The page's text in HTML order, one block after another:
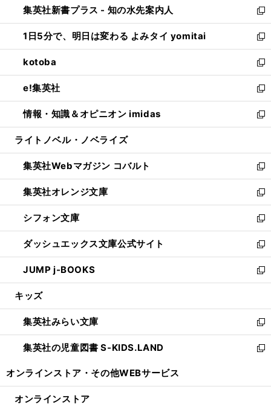
く
ド
ウ
で
開
く
ィ
ン
ド
ウ
で
開
く
い
ウ
ィ
ン
ド
ウ
で
開
く
集英社新書プラス - 知の水先案内人
新
し
い
ウ
ィ
ン
ド
ウ
で
開
1日5分で、明日は変わる よみタイ yomitai
新
し
い
ウ
ィ
ン
ド
ウ
開
く
kotoba
新
し
い
ウ
ィ
ン
ウ
で
開
く
e!集英社
新
し
い
ウ
ン
ド
ウ
で
開
く
情報・知識＆オピニオン imidas
新
し
ウ
ィ
ン
ド
ウ
で
開
く
ライトノベル・ノベライズ
集英社Webマガジン コバルト
新
し
い
ウ
ィ
ン
ド
ウ
で
開
集英社オレンジ文庫
新
し
い
ウ
ィ
ン
ド
ウ
開
く
シフォン文庫
新
し
い
ウ
ィ
ン
ウ
で
開
く
ダッシュエックス文庫公式サイト
新
し
い
ウ
ン
ド
ウ
で
JUMP j-BOOKS
新
し
ウ
ィ
ン
ド
開
キッズ
集英社みらい文庫
新
し
い
ン
集英社の児童図書 S-KIDS.LAND
新
ウ
オンラインストア・ その他WEBサービス
オンラインストア